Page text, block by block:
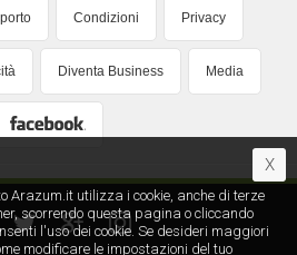
Condizioni Privacy
Diventa Business Media
Arazum.it utilizza i cookie, anche di terze
scorrendo questa pagina o cliccando
l′uso dei cookie. Se desideri maggiori
modificare le impostazioni del tuo
X